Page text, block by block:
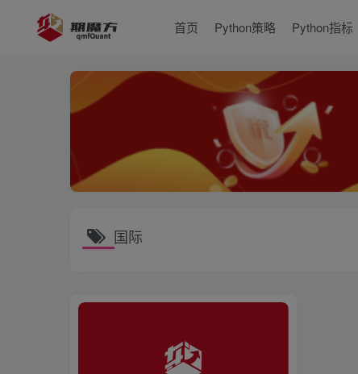
首页 Python策略 Python指标
国际